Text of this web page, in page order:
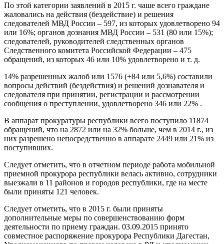
По этой категории заявлений в 2015 г. чаше всего граждане
жаловались на действия (без­действие) и решения
следователей МВД Рос­сии – 597, из которых удовлетворено 94
или 16%; органов дознания МВД России – 531 (80 или 15%);
следователей, руководителей след­ственных органов
Следственного комитета Российской Федерации – 475
обращений, из которых 46 или 10% удовлетворено и т. д.
14% разрешенных жалоб или 1576 (+84 или 5,6%) составили
вопросы действий (бездействия) и решений дознавателя и
следо­вателя при принятии, регистрации и рассмо­трении
сообщения о преступлении, удовлетво­рено 346 или 22% .
В аппарат прокуратуры республики всего по­ступило 11874
обращений, что на 2872 или на 32% больше, чем в 2014 г., из
них разрешено непосредственно в аппарате 2449 или 21% из
поступивших.
Следует отметить, что в отчетном периоде работа мобильной
приемной прокурора респу­блики велась активно, сотрудники
выезжали в 11 районов и городов республики, где на месте
были приняты 121 человек.
Следует отметить, что в 2015 г. были приня­ты
дополнительные меры по совершенствова­нию форм
деятельности по приему граждан. 03.09.2015 принято
совместное распоряжение прокурора Республики Дагестан,